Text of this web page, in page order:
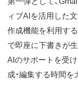
ィブAIを活用した
作成機能を利用す
で即座に下書きが
AIのサポートを受
成・編集する時間を